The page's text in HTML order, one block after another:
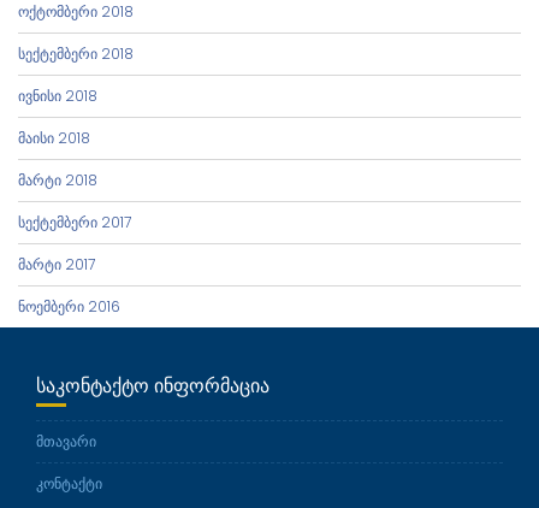
ოქტომბერი 2018
სექტემბერი 2018
ივნისი 2018
მაისი 2018
მარტი 2018
სექტემბერი 2017
მარტი 2017
ნოემბერი 2016
ᲡᲐᲙᲝᲜᲢᲐᲥᲢᲝ ᲘᲜᲤᲝᲠᲛᲐᲪᲘᲐ
მთავარი
კონტაქტი